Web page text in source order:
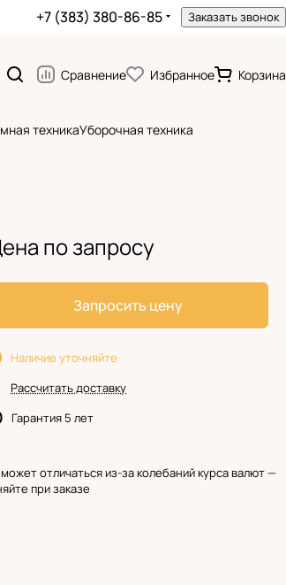
+7 (383) 380-86-85 Заказать звонок
Сравнение Избранное Корзина
техникаУборочная техника
по запросу
Запросить цену
Наличие уточняйте
Рассчитать доставку
Гарантия 5 лет
отличаться из-за колебаний курса валют —
при заказе